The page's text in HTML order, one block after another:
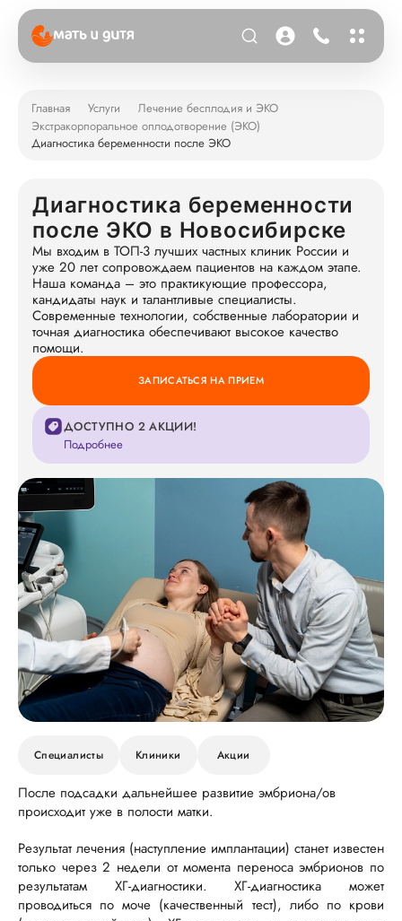
Главная Услуги
Лечение бесплодия и ЭКО
Экстракорпоральное оплодотворение (ЭКО)
Диагностика беременности после ЭКО
Диагностика беременности
после ЭКО в Новосибирске
Мы входим в ТОП-3 лучших частных клиник России и
уже 20 лет сопровождаем пациентов на каждом этапе.
Наша команда – это практикующие профессора,
кандидаты наук и талантливые специалисты.
Современные технологии, собственные лаборатории и
точная диагностика обеспечивают высокое качество
помощи.
ЗАПИСАТЬСЯ НА ПРИЕМ
ДОСТУПНО 2 АКЦИИ!
Подробнее
Специалисты Клиники Акции
После подсадки дальнейшее развитие эмбриона/ов
происходит уже в полости матки.
Результат лечения (наступление имплантации) станет известен
только через 2 недели от момента переноса эмбрионов по
результатам ХГ-диагностики. ХГ-диагностика может
проводиться по моче (качественный тест), либо по крови